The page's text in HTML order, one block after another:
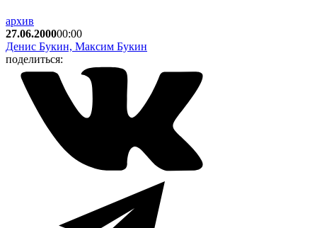
архив
27.06.200000:00
Денис Букин, Максим Букин
поделиться: